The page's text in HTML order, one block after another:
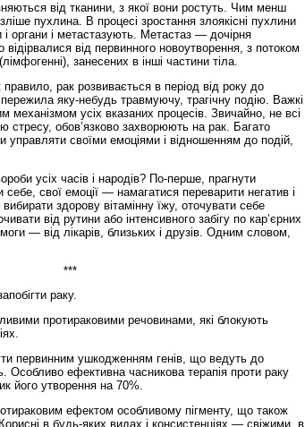
від тканини, з якої вони ростуть. Чим менш
пухлина. В процесі зростання злоякісні пухлини
і органи і метастазують. Метастаз — дочірня
відірвалися від первинного новоутворення, з потоком
занесених в інші частини тіла.
рак розвивається в період від року до
яку-небудь травмуючу, трагічну подію. Важкі
механізмом усіх вказаних процесів. Звичайно, не всі
обов’язково захворюють на рак. Багато
управляти своїми емоціями і відношенням до подій,
усіх часів і народів? По-перше, прагнути
себе, свої емоції — намагатися переварити негатив і
здорову вітамінну їжу, оточувати себе
від рутини або інтенсивного забігу по кар’єр­них
— від лікарів, близьких і друзів. Одним словом,
***
раку.
протираковими речовинами, які блокують
первинним ушкодженням генів, що ведуть до
Особливо ефективна часникова терапія проти раку
його утворення на 70%.
ефектом особливому пігменту, що також
в будь-яких видах і консистенціях — свіжими, в